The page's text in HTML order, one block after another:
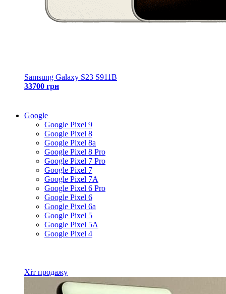
Samsung Galaxy S23 S911B
33700 грн
Google
Google Pixel 9
Google Pixel 8
Google Pixel 8a
Google Pixel 8 Pro
Google Pixel 7 Pro
Google Pixel 7
Google Pixel 7A
Google Pixel 6 Pro
Google Pixel 6
Google Pixel 6a
Google Pixel 5
Google Pixel 5A
Google Pixel 4
Хіт продажу